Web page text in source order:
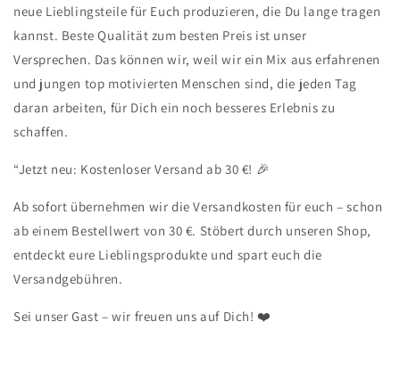
neue Lieblingsteile für Euch produzieren, die Du lange tragen
kannst. Beste Qualität zum besten Preis ist unser
Versprechen. Das können wir, weil wir ein Mix aus erfahrenen
und jungen top motivierten Menschen sind, die jeden Tag
daran arbeiten, für Dich ein noch besseres Erlebnis zu
schaffen.
“Jetzt neu: Kostenloser Versand ab 30 €! 🎉
Ab sofort übernehmen wir die Versandkosten für euch – schon
ab einem Bestellwert von 30 €. Stöbert durch unseren Shop,
entdeckt eure Lieblingsprodukte und spart euch die
Versandgebühren.
Sei unser Gast – wir freuen uns auf Dich!❤️